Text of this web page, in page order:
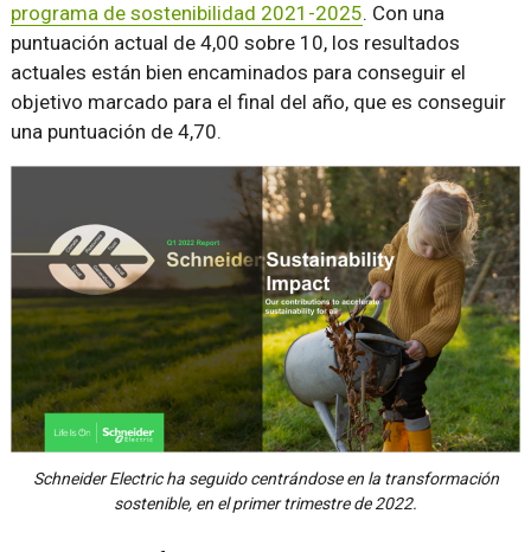
programa de sostenibilidad 2021-2025. Con una
puntuación actual de 4,00 sobre 10, los resultados
actuales están bien encaminados para conseguir el
objetivo marcado para el final del año, que es conseguir
una puntuación de 4,70.
Schneider Electric ha seguido centrándose en la transformación
sostenible, en el primer trimestre de 2022.